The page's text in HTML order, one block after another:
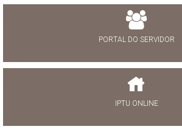
PORTAL DO SERVIDOR
IPTU ONLINE